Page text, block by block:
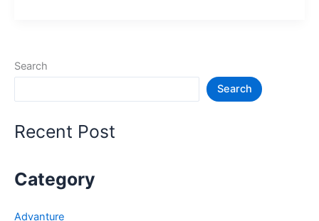
–
ghumne
ki
Search
Search
Recent Post
Category
Advanture